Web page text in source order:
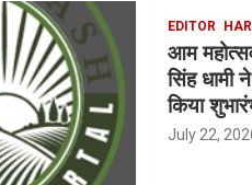
EDITOR
आम
सिंह धामी
किया
July 22,